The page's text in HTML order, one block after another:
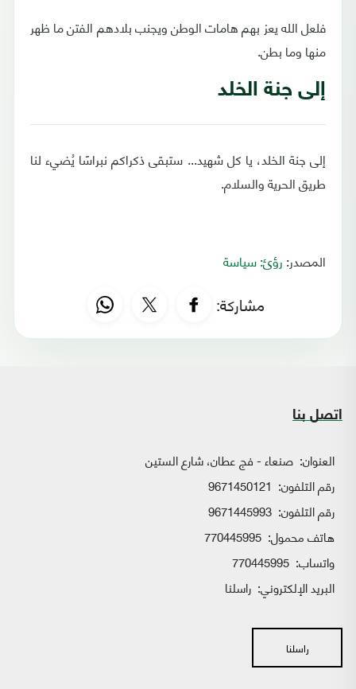
فلعل الله يعز بهم هامات الوطن ويجنب بلادهم الفتن ما ظهر
منها وما بطن.
إلى جنة الخلد
إلى جنة الخلد، يا كل شهيد... ستبقى ذكراكم نبراسًا يُضيء لنا
طريق الحرية والسلام.
المصدر: رؤئ: سياسة
مشاركة:
اتصل بنا
العنوان: صنعاء - فج عطان، شارع الستين
رقم التلفون: 9671450121
رقم التلفون: 9671445993
هاتف محمول: 770445995
واتساب:
البريد الإلكتروني: راسلنا
راسلنا